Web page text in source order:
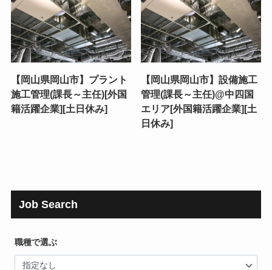
【岡山県岡山市】プラント
施工管理(課長～主任)[外国
籍活躍企業][土日休み]
【岡山県岡山市】設備施工
管理(課長～主任)@中四国
エリア[外国籍活躍企業][土
日休み]
Job Search
職種で選ぶ